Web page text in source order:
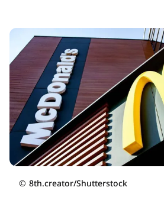
© 8th.creator/Shutterstock